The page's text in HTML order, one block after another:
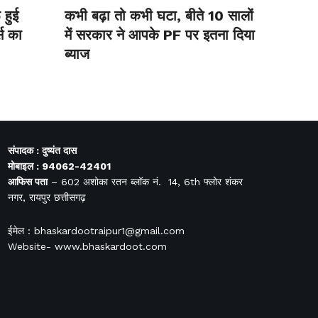
का
कभी बढ़ा तो कभी घटा, बीते 10 सालों
में सरकार ने आपके PF पर इतना दिया
ब्याज
संपादक : दुष्यंत दास
मोबाइल : 94062-42401
आफिसपता– 602 अशोका रतन ब्लॉक नं. 14, 6th फ्लोर शंकर
नगर, रायपुर छत्तीसगढ़
ईमेल : bhaskardootraipur1@gmail.com
Website- www.bhaskardoot.com